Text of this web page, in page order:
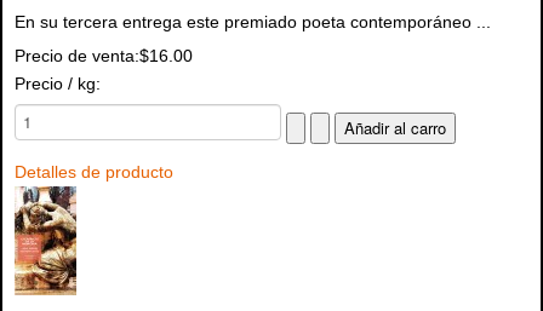
En su tercera entrega este premiado poeta contemporáneo ...
Precio de venta:$16.00
Precio / kg:
Detalles de producto